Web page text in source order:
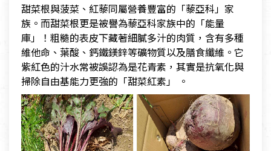
甜菜根與菠菜、紅藜同屬營養豐富的「藜亞科」家
族。而甜菜根更是被譽為藜亞科家族中的「能量
庫」！粗糙的表皮下藏著細膩多汁的肉質，含有多種
維他命、葉酸、鈣鐵鎂鋅等礦物質以及膳食纖維。它
紫紅色的汁水常被誤認為是花青素，其實是抗氧化與
掃除自由基能力更強的「甜菜紅素」 。